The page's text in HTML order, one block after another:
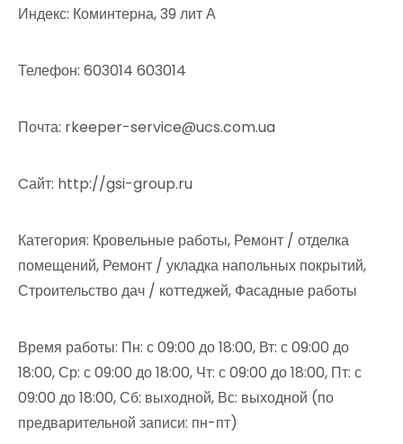
Индекс: Коминтерна, 39 лит А
Телефон: 603014 603014
Почта: rkeeper-service@ucs.com.ua
Cайт: http://gsi-group.ru
Категория: Кровельные работы, Ремонт / отделка
помещений, Ремонт / укладка напольных покрытий,
Строительство дач / коттеджей, Фасадные работы
Время работы: Пн: с 09:00 до 18:00, Вт: с 09:00 до
18:00, Ср: с 09:00 до 18:00, Чт: с 09:00 до 18:00, Пт: с
09:00 до 18:00, Сб: выходной, Вс: выходной (по
предварительной записи: пн-пт)